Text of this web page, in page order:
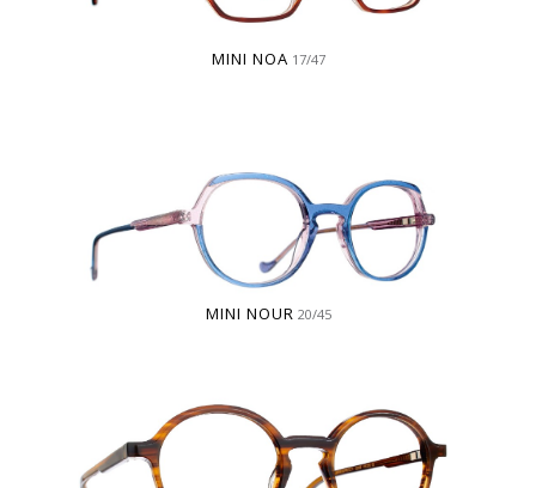
MINI NOA 17/47
MINI NOUR 20/45